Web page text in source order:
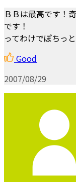
ＢＢは最高です！
です！
ってわけでぽちっ
Good
2007/08/29